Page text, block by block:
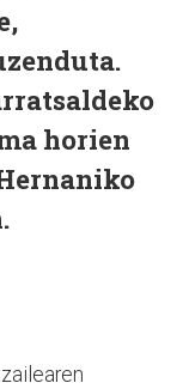
horien